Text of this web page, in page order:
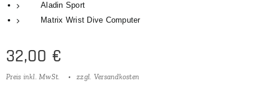
Aladin Sport
Matrix Wrist Dive Computer
32,00 €
Preis inkl. MwSt. zzgl. Versandkosten